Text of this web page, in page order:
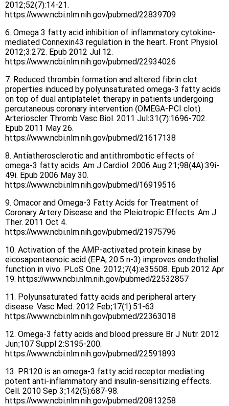
2012;52(7):14-21.
https://www.ncbi.nlm.nih.gov/pubmed/22839709
6. Omega 3 fatty acid inhibition of inflammatory cytokine-
mediated Connexin43 regulation in the heart. Front Physiol.
2012;3:272. Epub 2012 Jul 12.
https://www.ncbi.nlm.nih.gov/pubmed/22934026
7. Reduced thrombin formation and altered fibrin clot
properties induced by polyunsaturated omega-3 fatty acids
on top of dual antiplatelet therapy in patients undergoing
percutaneous coronary intervention (OMEGA-PCI clot).
Arterioscler Thromb Vasc Biol. 2011 Jul;31(7):1696-702.
Epub 2011 May 26.
https://www.ncbi.nlm.nih.gov/pubmed/21617138
8. Antiatherosclerotic and antithrombotic effects of
omega-3 fatty acids. Am J Cardiol. 2006 Aug 21;98(4A):39i-
49i. Epub 2006 May 30.
https://www.ncbi.nlm.nih.gov/pubmed/16919516
9. Omacor and Omega-3 Fatty Acids for Treatment of
Coronary Artery Disease and the Pleiotropic Effects. Am J
Ther. 2011 Oct 4.
https://www.ncbi.nlm.nih.gov/pubmed/21975796
10. Activation of the AMP-activated protein kinase by
eicosapentaenoic acid (EPA, 20:5 n-3) improves endothelial
function in vivo. PLoS One. 2012;7(4):e35508. Epub 2012 Apr
19. https://www.ncbi.nlm.nih.gov/pubmed/22532857
11. Polyunsaturated fatty acids and peripheral artery
disease. Vasc Med. 2012 Feb;17(1):51-63.
https://www.ncbi.nlm.nih.gov/pubmed/22363018
12. Omega-3 fatty acids and blood pressure Br J Nutr. 2012
Jun;107 Suppl 2:S195-200.
https://www.ncbi.nlm.nih.gov/pubmed/22591893
13. PR120 is an omega-3 fatty acid receptor mediating
potent anti-inflammatory and insulin-sensitizing effects.
Cell. 2010 Sep 3;142(5):687-98.
https://www.ncbi.nlm.nih.gov/pubmed/20813258